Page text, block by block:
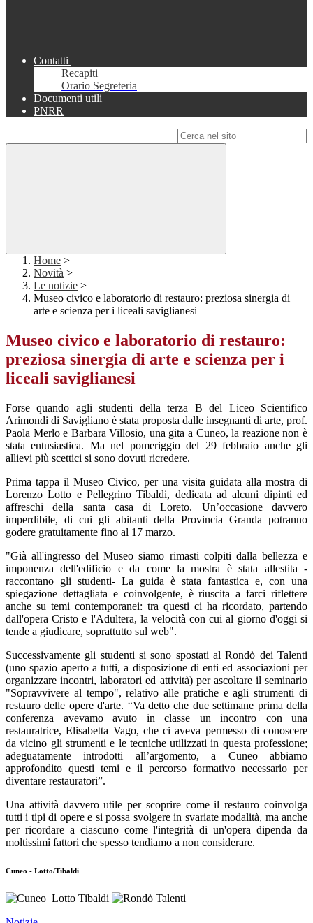
Contatti
Recapiti
Orario Segreteria
Documenti utili
PNRR
Home >
Novità >
Le notizie >
Museo civico e laboratorio di restauro: preziosa sinergia di
arte e scienza per i liceali saviglianesi
Museo civico e laboratorio di restauro:
preziosa sinergia di arte e scienza per i
liceali saviglianesi
Forse quando agli studenti della terza B del Liceo Scientifico
Arimondi di Savigliano è stata proposta dalle insegnanti di arte, prof.
Paola Merlo e Barbara Villosio, una gita a Cuneo, la reazione non è
stata entusiastica. Ma nel pomeriggio del 29 febbraio anche gli
allievi più scettici si sono dovuti ricredere.
Prima tappa il Museo Civico, per una visita guidata alla mostra di
Lorenzo Lotto e Pellegrino Tibaldi, dedicata ad alcuni dipinti ed
affreschi della santa casa di Loreto. Un’occasione davvero
imperdibile, di cui gli abitanti della Provincia Granda potranno
godere gratuitamente fino al 17 marzo.
"Già all'ingresso del Museo siamo rimasti colpiti dalla bellezza e
imponenza dell'edificio e da come la mostra è stata allestita -
raccontano gli studenti- La guida è stata fantastica e, con una
spiegazione dettagliata e coinvolgente, è riuscita a farci riflettere
anche su temi contemporanei: tra questi ci ha ricordato, partendo
dall'opera Cristo e l'Adultera, la velocità con cui al giorno d'oggi si
tende a giudicare, soprattutto sul web".
Successivamente gli studenti si sono spostati al Rondò dei Talenti
(uno spazio aperto a tutti, a disposizione di enti ed associazioni per
organizzare incontri, laboratori ed attività) per ascoltare il seminario
"Sopravvivere al tempo", relativo alle pratiche e agli strumenti di
restauro delle opere d'arte. “Va detto che due settimane prima della
conferenza avevamo avuto in classe un incontro con una
restauratrice, Elisabetta Vago, che ci aveva permesso di conoscere
da vicino gli strumenti e le tecniche utilizzati in questa professione;
adeguatamente introdotti all’argomento, a Cuneo abbiamo
approfondito questi temi e il percorso formativo necessario per
diventare restauratori”.
Una attività davvero utile per scoprire come il restauro coinvolga
tutti i tipi di opere e si possa svolgere in svariate modalità, ma anche
per ricordare a ciascuno come l'integrità di un'opera dipenda da
moltissimi fattori che spesso tendiamo a non considerare.
Cuneo - Lotto/Tibaldi